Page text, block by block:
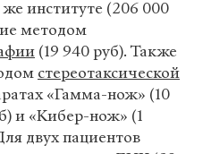
институте (206 000
методом
(19 940 руб). Также
стереотаксической
«Гамма-нож» (10
и «Кибер-нож» (1
двух пациентов